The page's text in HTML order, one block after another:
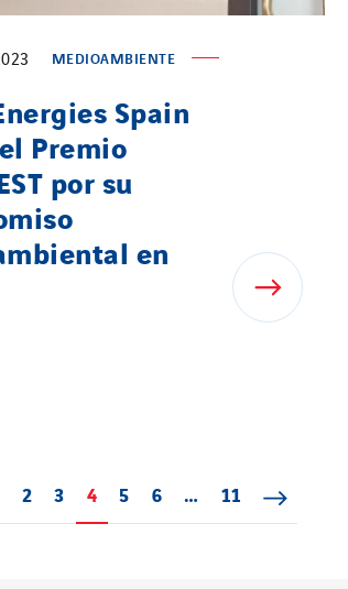
MEDIOAMBIENTE
Spain
Premio
por su
en
Page 1
2 Page 2
3 Page 3
4 Page 4
5 Page 5
6 Page 6
… 11 Page 11